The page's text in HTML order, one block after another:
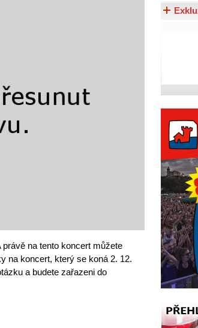
na tento koncert můžete
na koncert, který se koná 2. 12.
a budete zařazeni do